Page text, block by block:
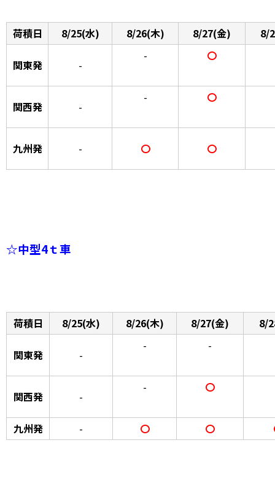
荷積日 8/25(水) 8/26(木) 8/27(金) 8/
関東発 -
- 〇
関西発 -
- 〇
九州発 - 〇 〇
☆中型4ｔ車
荷積日 8/25(水) 8/26(木) 8/27(金) 8/
関東発 -
- -
関西発 -
- 〇
九州発 - 〇 〇